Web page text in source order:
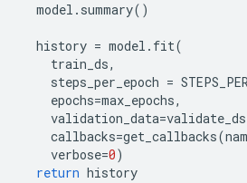
model . summary()
history = model . fit(
train_ds,
steps_per_epoch =
epochs=max_epochs,
validation_data=validate_ds
callbacks=get_callbacks(
verbose=0)
return history